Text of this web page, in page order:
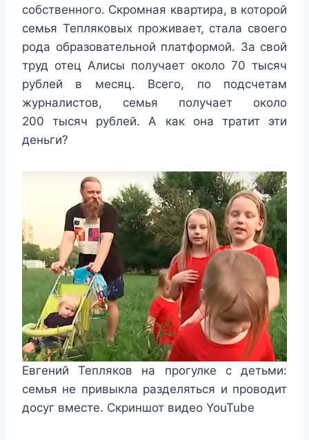
собственного. Скромная квартира, в которой
семья Тепляковых проживает, стала своего
рода образовательной платформой. За свой
труд отец Алисы получает около 70 тысяч
рублей в месяц. Всего, по подсчетам
журналистов, семья получает около
200 тысяч рублей. А как она тратит эти
деньги?
Евгений Тепляков на прогулке с детьми:
семья не привыкла разделяться и проводит
досуг вместе. Скриншот видео YouTube